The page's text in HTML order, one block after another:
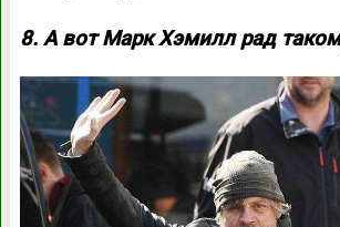
8. А вот Марк Хэмилл рад